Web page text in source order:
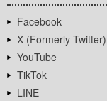
Facebook
X (Formerly Twitter)
YouTube
TikTok
LINE